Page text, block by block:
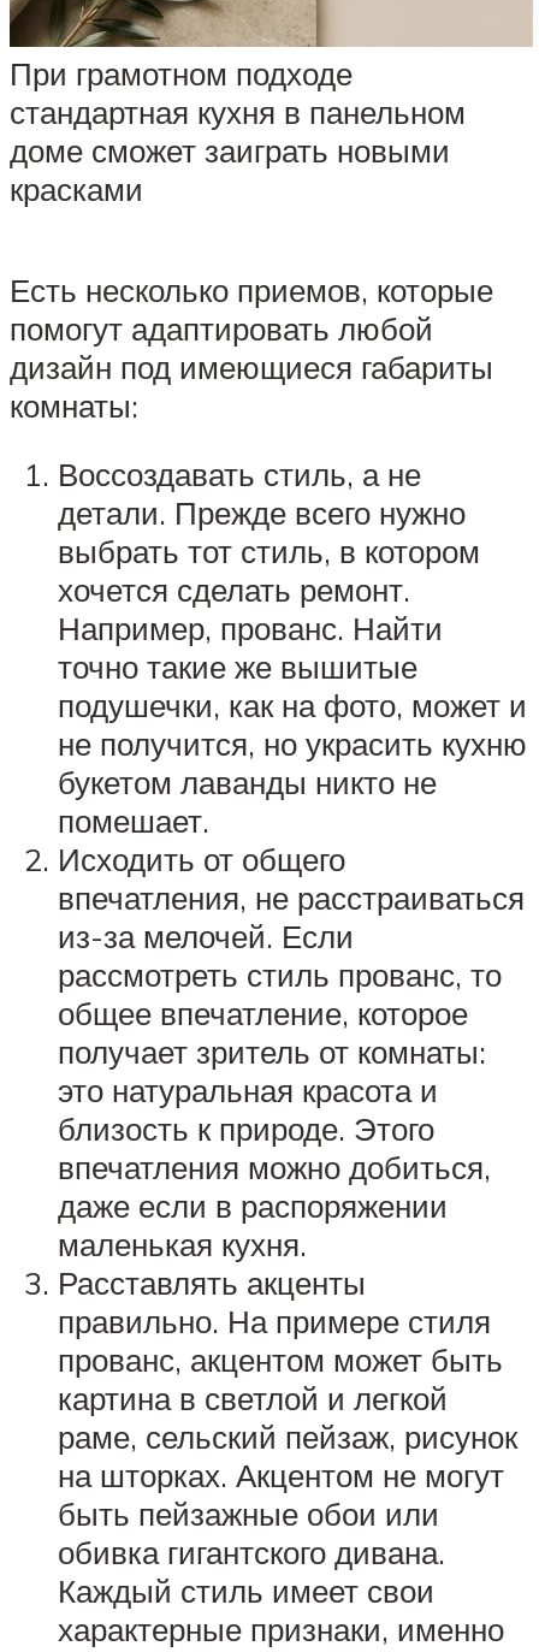
При грамотном подходе
стандартная кухня в панельном
доме сможет заиграть новыми
красками
Есть несколько приемов, которые
помогут адаптировать любой
дизайн под имеющиеся габариты
комнаты:
Воссоздавать стиль, а не
детали. Прежде всего нужно
выбрать тот стиль, в котором
хочется сделать ремонт.
Например, прованс. Найти
точно такие же вышитые
подушечки, как на фото, может и
не получится, но украсить кухню
букетом лаванды никто не
помешает.
Исходить от общего
впечатления, не расстраиваться
из-за мелочей. Если
рассмотреть стиль прованс, то
общее впечатление, которое
получает зритель от комнаты:
это натуральная красота и
близость к природе. Этого
впечатления можно добиться,
даже если в распоряжении
маленькая кухня.
Расставлять акценты
правильно. На примере стиля
прованс, акцентом может быть
картина в светлой и легкой
раме, сельский пейзаж, рисунок
на шторках. Акцентом не могут
быть пейзажные обои или
обивка гигантского дивана.
Каждый стиль имеет свои
характерные признаки, именно